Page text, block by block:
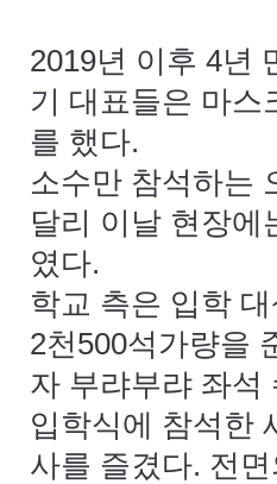
2019년 이후 4년
기 대표들은 마스
를 했다.
소수만 참석하는
달리 이날 현장
였다.
학교 측은 입학
2천500석가량을
자 부랴부랴 좌석
입학식에 참석한
사를 즐겼다. 전